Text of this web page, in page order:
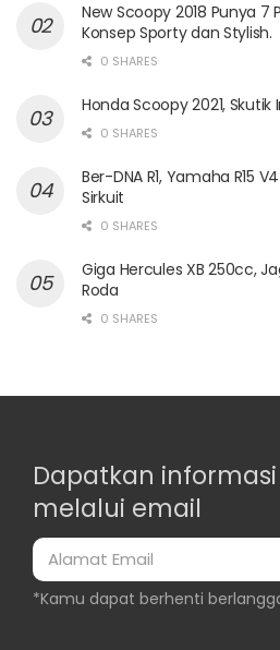
New Scoopy 2018 Punya 7
Konsep Sporty dan Stylish.
0 SHARES
Honda Scoopy 2021, Skutik
0 SHARES
Ber-DNA R1, Yamaha R15
Sirkuit
0 SHARES
Giga Hercules XB 250cc,
Roda
0 SHARES
Dapatkan
melalui email
*Kamu dapat berhenti